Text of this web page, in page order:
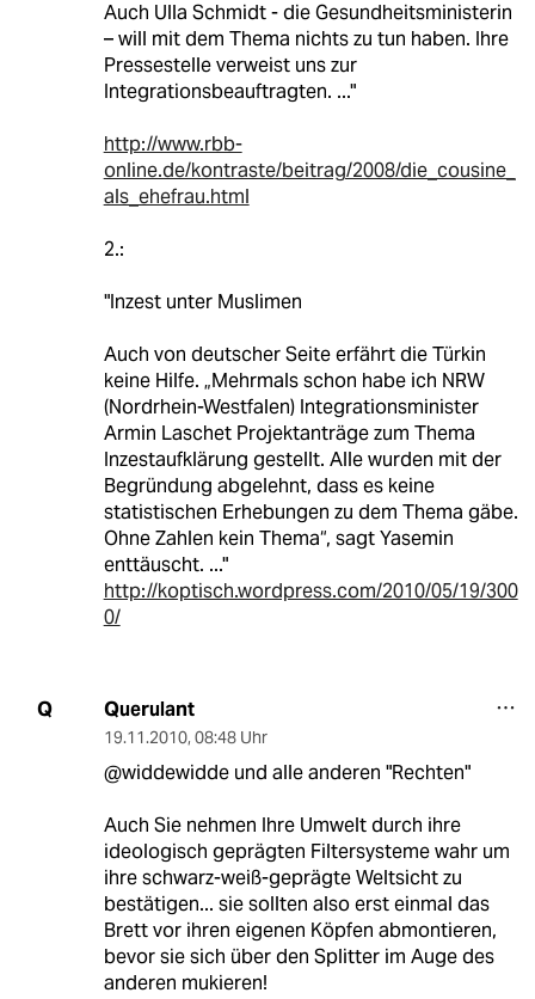
Auch Ulla Schmidt - die Gesundheitsministerin
– will mit dem Thema nichts zu tun haben. Ihre
Pressestelle verweist uns zur
Integrationsbeauftragten. ..."
http://www.rbb-
online.de/kontraste/beitrag/2008/die_cousine_
als_ehefrau.html
2.:
"Inzest unter Muslimen
Auch von deutscher Seite erfährt die Türkin
keine Hilfe. „Mehrmals schon habe ich NRW
(Nordrhein-Westfalen) Integrationsminister
Armin Laschet Projektanträge zum Thema
Inzestaufklärung gestellt. Alle wurden mit der
Begründung abgelehnt, dass es keine
statistischen Erhebungen zu dem Thema gäbe.
Ohne Zahlen kein Thema“, sagt Yasemin
enttäuscht. ..."
http://koptisch.wordpress.com/2010/05/19/300
0/
Q Querulant
19.11.2010, 08:48 Uhr
@widdewidde und alle anderen "Rechten"
Auch Sie nehmen Ihre Umwelt durch ihre
ideologisch geprägten Filtersysteme wahr um
ihre schwarz-weiß-geprägte Weltsicht zu
bestätigen... sie sollten also erst einmal das
Brett vor ihren eigenen Köpfen abmontieren,
bevor sie sich über den Splitter im Auge des
anderen mukieren!